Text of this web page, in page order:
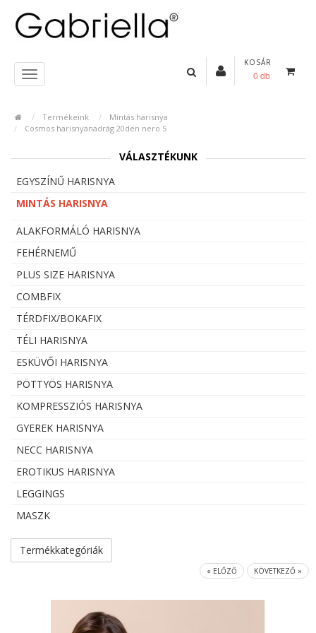
KOSÁR
0 db
Termékeink
Mintás harisnya
Cosmos harisnyanadrág 20den nero 5
VÁLASZTÉKUNK
EGYSZÍNŰ HARISNYA
MINTÁS HARISNYA
ALAKFORMÁLÓ HARISNYA
FEHÉRNEMŰ
PLUS SIZE HARISNYA
COMBFIX
TÉRDFIX/BOKAFIX
TÉLI HARISNYA
ESKÜVŐI HARISNYA
PÖTTYÖS HARISNYA
KOMPRESSZIÓS HARISNYA
GYEREK HARISNYA
NECC HARISNYA
EROTIKUS HARISNYA
LEGGINGS
MASZK
Termékkategóriák
« ELŐZŐ KÖVETKEZŐ »